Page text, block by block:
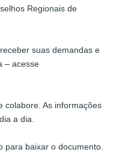
Regionais de
suas demandas e
– acesse
colabore. As informações
a dia.
para baixar o documento.